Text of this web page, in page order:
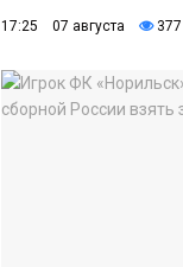
17:25 07 августа 377